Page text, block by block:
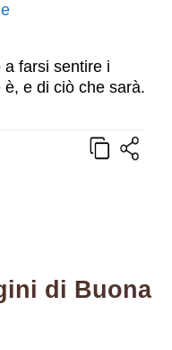
farsi sentire i
e di ciò che sarà.
di Buona